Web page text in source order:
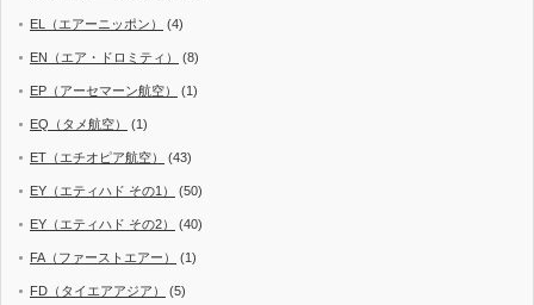
EL（エアーニッポン） (4)
EN（エア・ドロミティ） (8)
EP（アーセマーン航空） (1)
EQ（タメ航空） (1)
ET（エチオピア航空） (43)
EY（エティハド その1） (50)
EY（エティハド その2） (40)
FA（ファーストエアー） (1)
FD（タイエアアジア） (5)